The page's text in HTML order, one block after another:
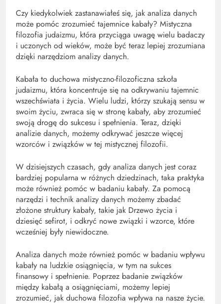
Czy kiedykolwiek zastanawiałeś się, jak analiza danych
może pomóc zrozumieć tajemnice kabały? Mistyczna
filozofia judaizmu, która przyciąga uwagę wielu badaczy
i uczonych od wieków, może być teraz lepiej zrozumiana
dzięki narzędziom analizy danych.
Kabała to duchowa mistyczno-filozoficzna szkoła
judaizmu, która koncentruje się na odkrywaniu tajemnic
wszechświata i życia. Wielu ludzi, którzy szukają sensu w
swoim życiu, zwraca się w stronę kabały, aby zrozumieć
swoją drogę do sukcesu i spełnienia. Teraz, dzięki
analizie danych, możemy odkrywać jeszcze więcej
wzorców i związków w tej mistycznej filozofii.
W dzisiejszych czasach, gdy analiza danych jest coraz
bardziej popularna w różnych dziedzinach, taka praktyka
może również pomóc w badaniu kabały. Za pomocą
narzędzi i technik analizy danych możemy zbadać
złożone struktury kabały, takie jak Drzewo życia i
dziesięć sefirot, i odkryć nowe związki i wzorce, które
wcześniej były niewidoczne.
Analiza danych może również pomóc w badaniu wpływu
kabały na ludzkie osiągnięcia, w tym na sukces
finansowy i spełnienie. Poprzez badanie związków
między kabałą a osiągnięciami, możemy lepiej
zrozumieć, jak duchowa filozofia wpływa na nasze życie.